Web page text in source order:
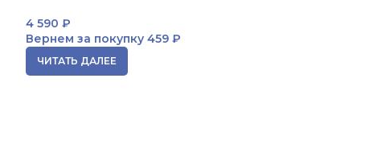
4 590 ₽
Вернем за покупку459 ₽
ЧИТАТЬ ДАЛЕЕ